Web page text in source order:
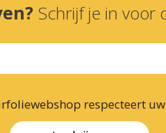
Schrijf je in voor
respecteert uw